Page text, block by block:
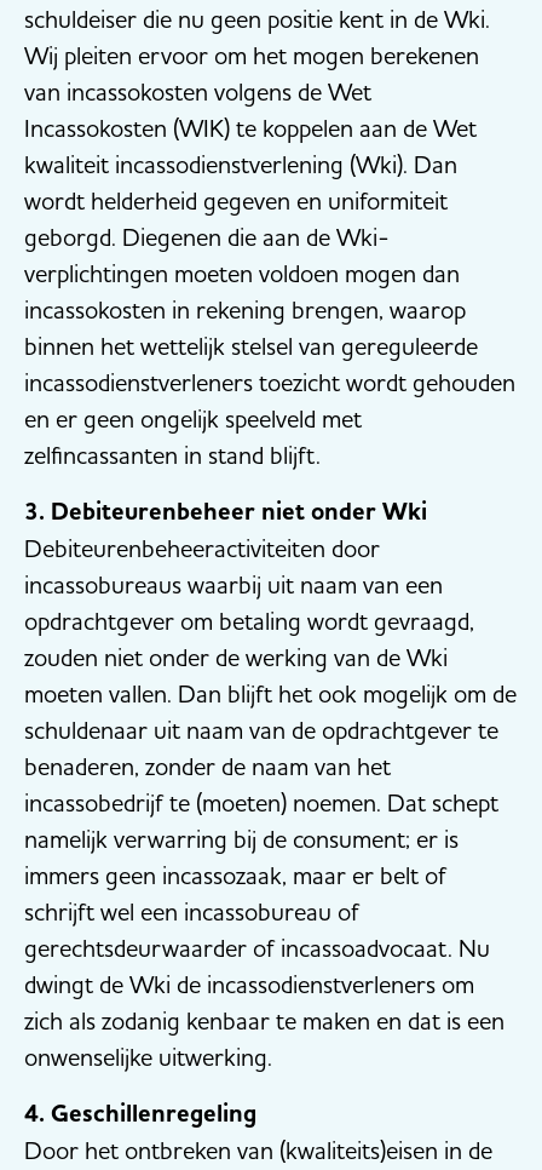
schuldeiser die nu geen positie kent in de Wki.
Wij pleiten ervoor om het mogen berekenen
van incassokosten volgens de Wet
Incassokosten (WIK) te koppelen aan de Wet
kwaliteit incassodienstverlening (Wki). Dan
wordt helderheid gegeven en uniformiteit
geborgd. Diegenen die aan de Wki-
verplichtingen moeten voldoen mogen dan
incassokosten in rekening brengen, waarop
binnen het wettelijk stelsel van gereguleerde
incassodienstverleners toezicht wordt gehouden
en er geen ongelijk speelveld met
zelfincassanten in stand blijft.
3. Debiteurenbeheer niet onder Wki
Debiteurenbeheeractiviteiten door
incassobureaus waarbij uit naam van een
opdrachtgever om betaling wordt gevraagd,
zouden niet onder de werking van de Wki
moeten vallen. Dan blijft het ook mogelijk om de
schuldenaar uit naam van de opdrachtgever te
benaderen, zonder de naam van het
incassobedrijf te (moeten) noemen. Dat schept
namelijk verwarring bij de consument; er is
immers geen incassozaak, maar er belt of
schrijft wel een incassobureau of
gerechtsdeurwaarder of incassoadvocaat. Nu
dwingt de Wki de incassodienstverleners om
zich als zodanig kenbaar te maken en dat is een
onwenselijke uitwerking.
4. Geschillenregeling
Door het ontbreken van (kwaliteits)eisen in de